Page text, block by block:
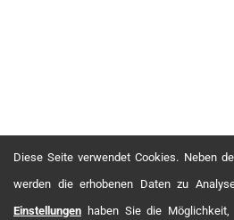
Diese Seite verwendet Cookies. Neben
werden die erhobenen Daten zu
Einstellungen haben Sie die